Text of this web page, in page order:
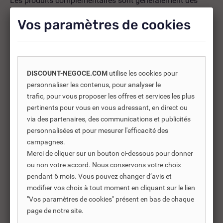
produits connexes ou associés. Ils vous permettent soit
d’améliorer l’utilisation soit répondre à des besoins
supplémentaires.
-30%
Vos paramètres de cookies
DISCOUNT-NEGOCE.COM utilise les cookies pour
personnaliser les contenus, pour analyser le
trafic, pour vous proposer les offres et services les plus
pertinents pour vous en vous adressant, en direct ou
via des partenaires, des communications et publicités
personnalisées et pour mesurer l'efficacité des
campagnes.
Merci de cliquer sur un bouton ci-dessous pour donner
ou non votre accord. Nous conservons votre choix
pendant 6 mois. Vous pouvez changer d’avis et
modifier vos choix à tout moment en cliquant sur le lien
"Vos paramètres de cookies" présent en bas de chaque
page de notre site.